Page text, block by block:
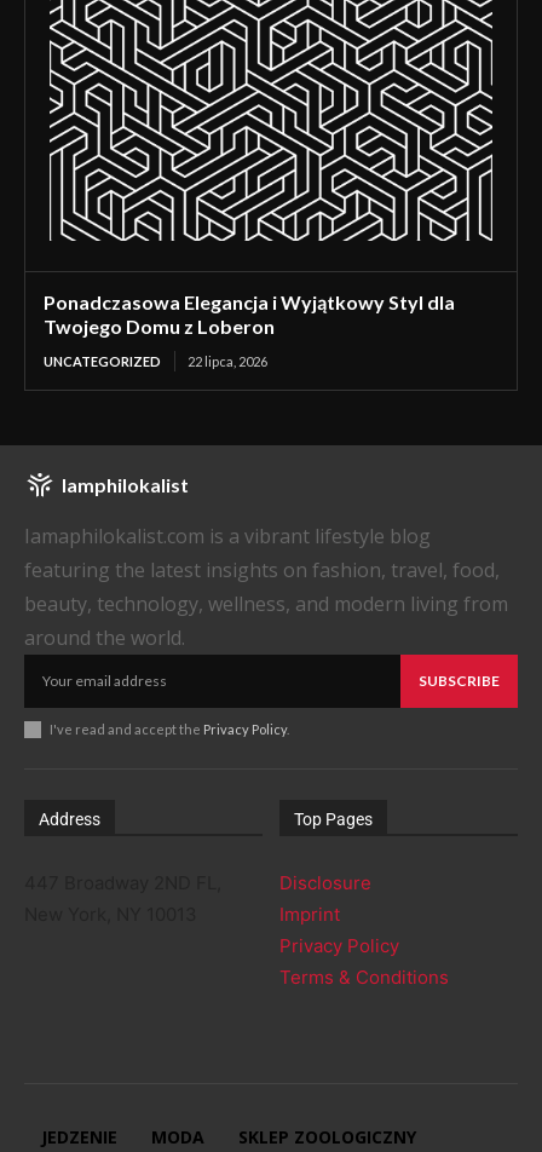
Ponadczasowa Elegancja i Wyjątkowy Styl dla
Twojego Domu z Loberon
UNCATEGORIZED 22 lipca, 2026
Iamphilokalist
Iamaphilokalist.com is a vibrant lifestyle blog
featuring the latest insights on fashion, travel, food,
beauty, technology, wellness, and modern living from
around the world.
SUBSCRIBE
I've read and accept the Privacy Policy.
Address Top Pages
Disclosure
Imprint
Privacy Policy
Terms & Conditions
JEDZENIE MODA SKLEP ZOOLOGICZNY